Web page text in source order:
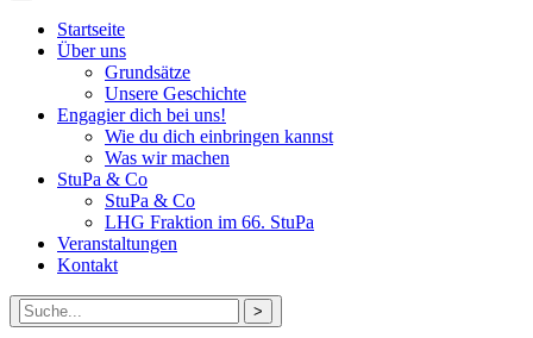
Startseite
Über uns
Grundsätze
Unsere Geschichte
Engagier dich bei uns!
Wie du dich einbringen kannst
Was wir machen
StuPa & Co
StuPa & Co
LHG Fraktion im 66. StuPa
Veranstaltungen
Kontakt
Suche
nach: